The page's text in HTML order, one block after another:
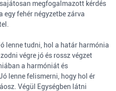
megfogalmazott kérdés
egy fehér négyzetbe zárva
lenne tudni, hol a határ harmónia
végre jó és rossz végzet
a harmóniát és
lenne felismerni, hogy hol ér
Végül Egységben látni